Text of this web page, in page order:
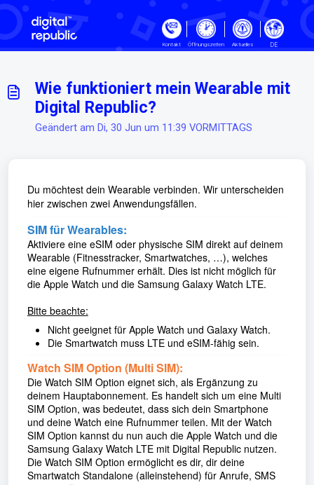
Zum hauptsächlichen Inhalt gehen
Kontakt Öffnungszeiten Aktuelles DE
Wie funktioniert mein Wearable mit
Digital Republic?
Geändert am Di, 30 Jun um 11:39 VORMITTAGS
Du möchtest dein Wearable verbinden. Wir unterscheiden
hier zwischen zwei Anwendungsfällen.
SIM für Wearables:
Aktiviere eine eSIM oder physische SIM direkt auf deinem
Wearable (Fitnesstracker, Smartwatches, …), welches
eine eigene Rufnummer erhält. Dies ist nicht möglich für
die Apple Watch und die Samsung Galaxy Watch LTE.
Bitte beachte:
Nicht geeignet für Apple Watch und Galaxy Watch.
Die Smartwatch muss LTE und eSIM-fähig sein.
Watch SIM Option (Multi SIM):
Die Watch SIM Option eignet sich, als Ergänzung zu
deinem Hauptabonnement. Es handelt sich um eine Multi
SIM Option, was bedeutet, dass sich dein Smartphone
und deine Watch eine Rufnummer teilen. Mit der Watch
SIM Option kannst du nun auch die Apple Watch und die
Samsung Galaxy Watch LTE mit Digital Republic nutzen.
Die Watch SIM Option ermöglicht es dir, dir deine
Smartwatch Standalone (alleinstehend) für Anrufe, SMS